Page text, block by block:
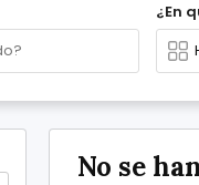
¿En
No se